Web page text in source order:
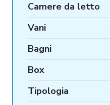
Camere da letto
Vani
Bagni
Box
Tipologia